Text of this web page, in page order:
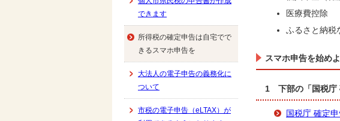
医療費控除
ふるさと納税
スマホ申告を始めよ
1 下部の「国税庁
国税庁 確定
できます
所得税の確定申告は自宅でで
きるスマホ申告を
大法人の電子申告の義務化に
ついて
市税の電子申告（eLTAX）が